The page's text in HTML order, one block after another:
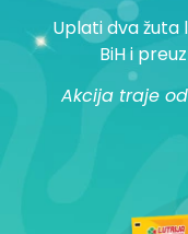
Uplati dva žuta
BiH i
Akcija traje